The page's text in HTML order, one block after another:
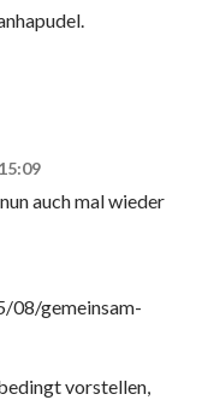
auch mal wieder
08/gemeinsam-
vorstellen,